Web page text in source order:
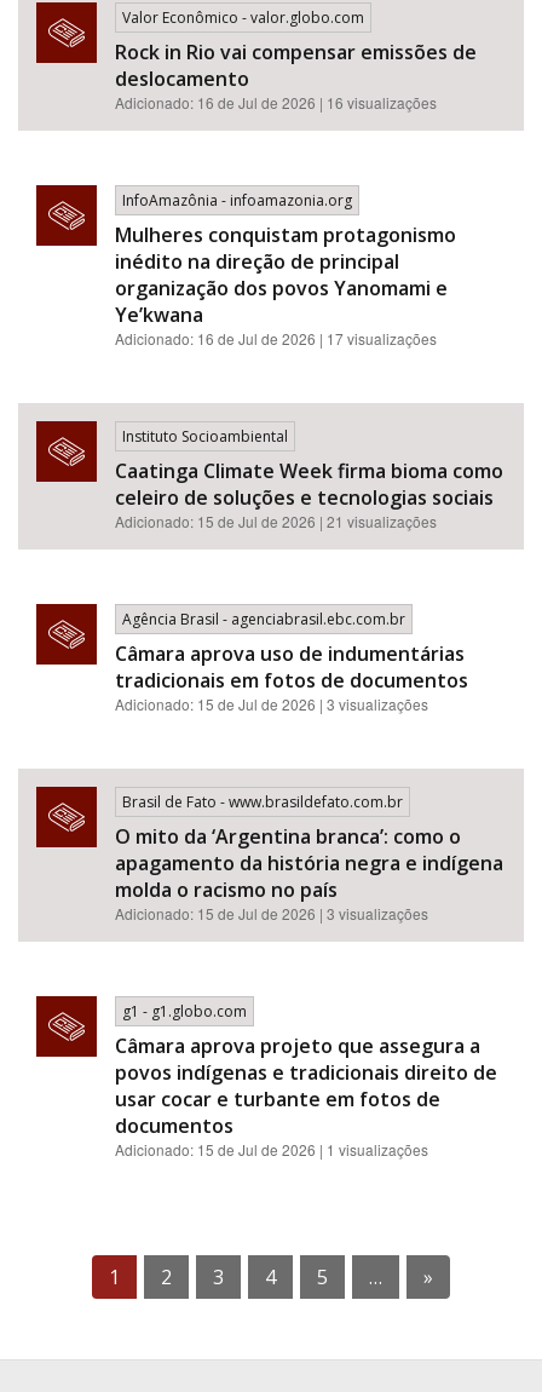
Valor Econômico - valor.globo.com
Rock in Rio vai compensar emissões de
deslocamento
Adicionado: 16 de Jul de 2026 | 16 visualizações
InfoAmazônia - infoamazonia.org
Mulheres conquistam protagonismo
inédito na direção de principal
organização dos povos Yanomami e
Ye’kwana
Adicionado: 16 de Jul de 2026 | 17 visualizações
Instituto Socioambiental
Caatinga Climate Week firma bioma como
celeiro de soluções e tecnologias sociais
Adicionado: 15 de Jul de 2026 | 21 visualizações
Agência Brasil - agenciabrasil.ebc.com.br
Câmara aprova uso de indumentárias
tradicionais em fotos de documentos
Adicionado: 15 de Jul de 2026 | 3 visualizações
Brasil de Fato - www.brasildefato.com.br
O mito da ‘Argentina branca’: como o
apagamento da história negra e indígena
molda o racismo no país
Adicionado: 15 de Jul de 2026 | 3 visualizações
g1 - g1.globo.com
Câmara aprova projeto que assegura a
povos indígenas e tradicionais direito de
usar cocar e turbante em fotos de
documentos
Adicionado: 15 de Jul de 2026 | 1 visualizações
1 2 3 4 5 … »